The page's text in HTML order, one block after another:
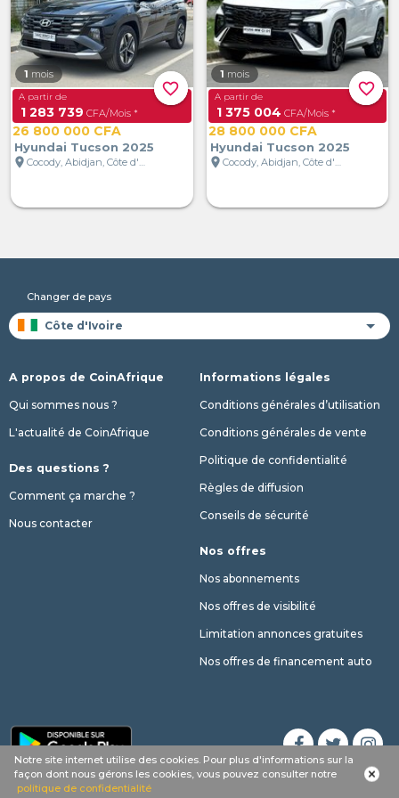
favorite_border
1 mois
A partir de
1 283 739 CFA/Mois *
26 800 000 CFA
Hyundai Tucson 2025
location_on
Cocody, Abidjan, Côte d'Ivoire
favorite_border
1 mois
A partir de
1 375 004 CFA/Mois *
28 800 000 CFA
Hyundai Tucson 2025
location_on
Cocody, Abidjan, Côte d'Ivoire
phone Appel Whatsapp SMS
Notre site internet utilise des cookies. Pour plus d'informations sur la
façon dont nous gérons les cookies, vous pouvez consulter notre
politique de confidentialité
Changer de pays
A propos de CoinAfrique
Qui sommes nous ?
L'actualité de CoinAfrique
Des questions ?
Comment ça marche ?
Nous contacter
Informations légales
Conditions générales d’utilisation
Conditions générales de vente
Politique de confidentialité
Règles de diffusion
Conseils de sécurité
Nos offres
Nos abonnements
Nos offres de visibilité
Limitation annonces gratuites
Nos offres de financement auto
© 2017 - 2026 Copyright CoinAfrique